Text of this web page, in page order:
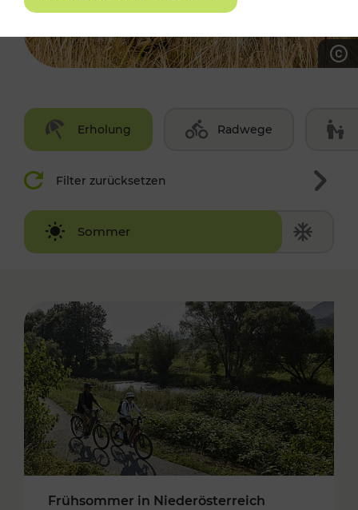
Erholung Radwege
Filter zurücksetzen
Sommer
Winter
Frühsommer in Niederösterreich